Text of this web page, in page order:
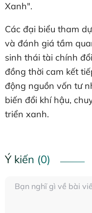
Xanh".
Các đại biểu tham
và đánh giá tầm
sinh thái tài chính
đồng thời cam kết
động nguồn vốn tư
biến đổi khí hậu,
triển xanh.
Ý kiến (0)